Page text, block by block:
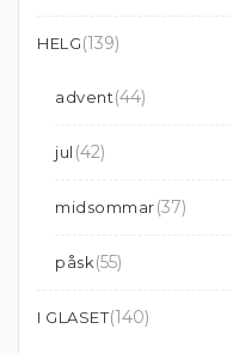
HELG(139)
advent(44)
jul (42)
midsommar(37)
påsk(55)
I GLASET(140)